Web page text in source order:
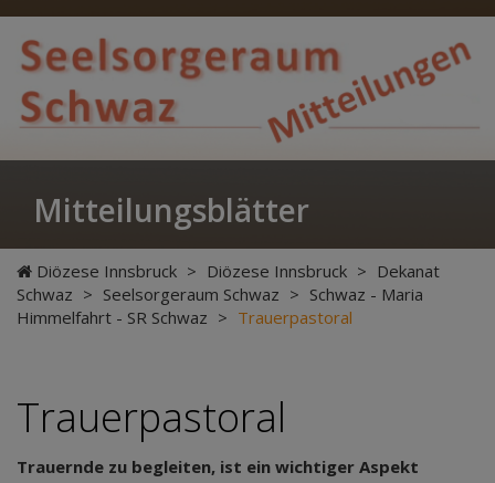
Mitteilungsblätter
Diözese Innsbruck > Diözese Innsbruck > Dekanat
Schwaz > Seelsorgeraum Schwaz > Schwaz - Maria
Himmelfahrt - SR Schwaz > Trauerpastoral
Trauerpastoral
Trauernde zu begleiten, ist ein wichtiger Aspekt